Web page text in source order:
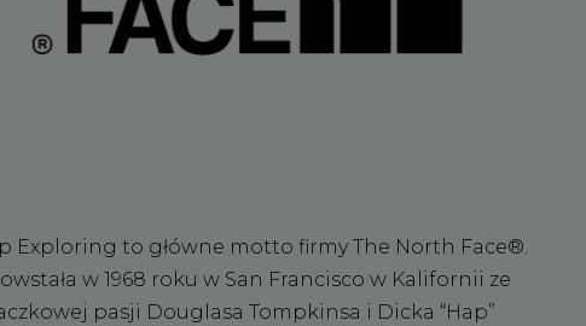
Exploring to główne motto firmy The North Face®.
w 1968 roku w San Francisco w Kalifornii ze
pasji Douglasa Tompkinsa i Dicka “Hap”